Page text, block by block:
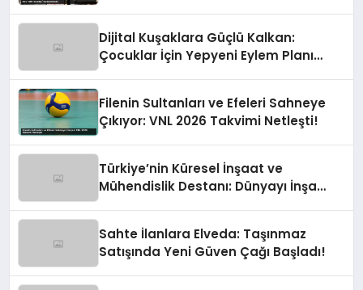
Dijital Kuşaklara Güçlü Kalkan:
Çocuklar İçin Yepyeni Eylem Planı
Filenin Sultanları ve Efeleri Sahneye
Çıkıyor: VNL 2026 Takvimi Netleşti!
Türkiye’nin Küresel İnşaat ve
Mühendislik Destanı: Dünyayı İnşa
Sahte İlanlara Elveda: Taşınmaz
Satışında Yeni Güven Çağı Başladı!